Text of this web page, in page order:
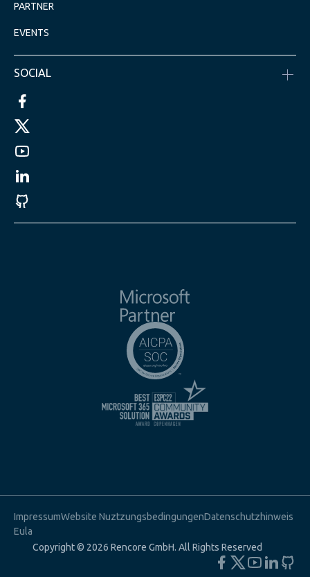
PARTNER
EVENTS
SOCIAL
ImpressumWebsite NuztzungsbedingungenDatenschutzhinweis
Eula
Copyright © 2026 Rencore GmbH. All Rights Reserved